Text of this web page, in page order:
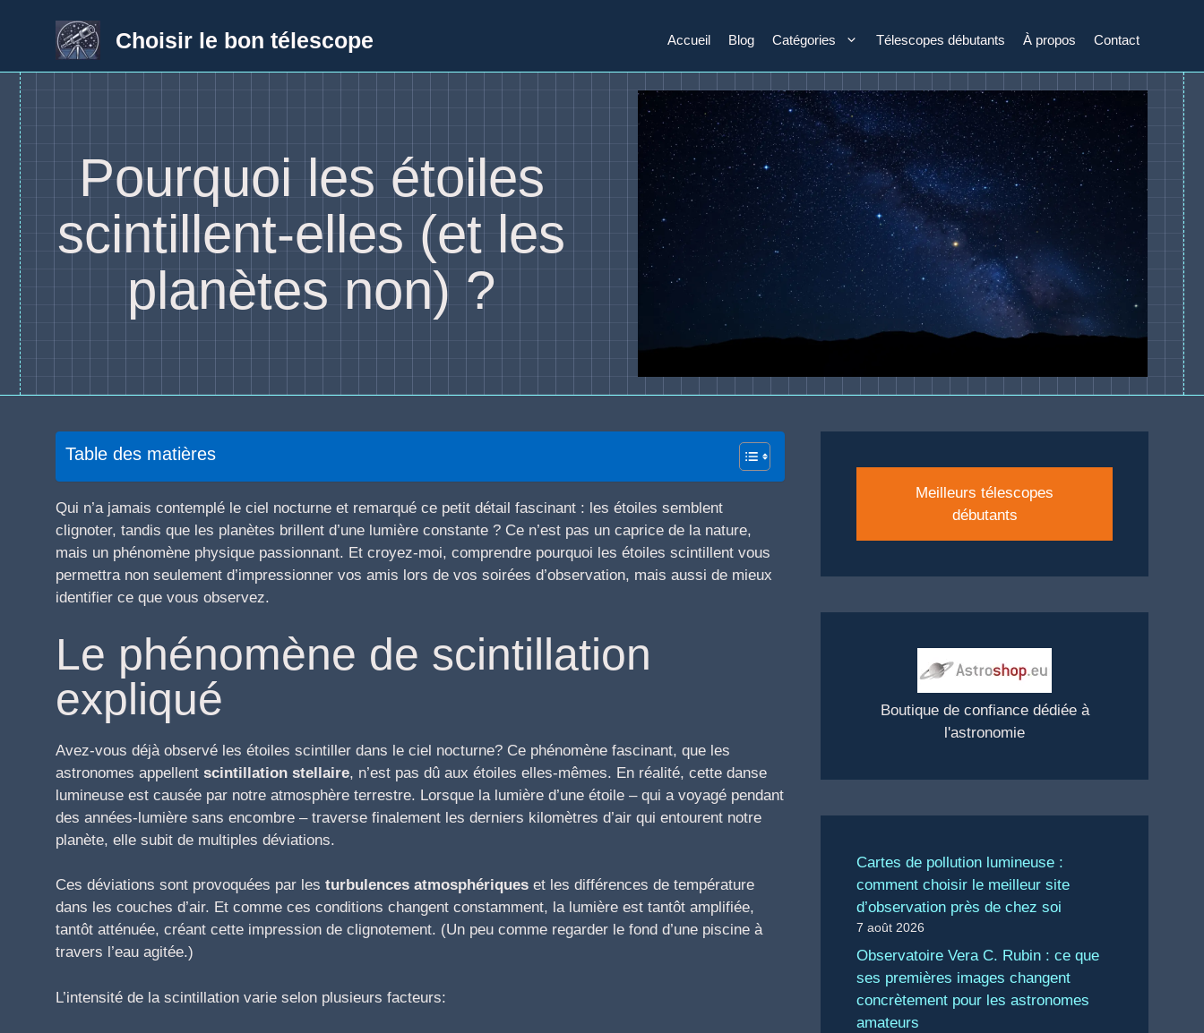
Choisir le bon télescope Accueil Blog Catégories Télescopes débutants À propos Contact
Pourquoi les étoiles
scintillent-elles (et les
planètes non) ?
Table des matières
Qui n’a jamais contemplé le ciel nocturne et remarqué ce petit détail fascinant : les étoiles semblent
clignoter, tandis que les planètes brillent d’une lumière constante ? Ce n’est pas un caprice de la nature,
mais un phénomène physique passionnant. Et croyez-moi, comprendre pourquoi les étoiles scintillent vous
permettra non seulement d’impressionner vos amis lors de vos soirées d’observation, mais aussi de mieux
identifier ce que vous observez.
Le phénomène de scintillation
expliqué
Avez-vous déjà observé les étoiles scintiller dans le ciel nocturne? Ce phénomène fascinant, que les
astronomes appellent scintillation stellaire, n’est pas dû aux étoiles elles-mêmes. En réalité, cette danse
lumineuse est causée par notre atmosphère terrestre. Lorsque la lumière d’une étoile – qui a voyagé pendant
des années-lumière sans encombre – traverse finalement les derniers kilomètres d’air qui entourent notre
planète, elle subit de multiples déviations.
Ces déviations sont provoquées par les turbulences atmosphériques et les différences de température
dans les couches d’air. Et comme ces conditions changent constamment, la lumière est tantôt amplifiée,
tantôt atténuée, créant cette impression de clignotement. (Un peu comme regarder le fond d’une piscine à
travers l’eau agitée.)
L’intensité de la scintillation varie selon plusieurs facteurs:
Meilleurs télescopes
débutants
Boutique de confiance dédiée à
l'astronomie
Cartes de pollution lumineuse :
comment choisir le meilleur site
d’observation près de chez soi
7 août 2026
Observatoire Vera C. Rubin : ce que
ses premières images changent
concrètement pour les astronomes
amateurs